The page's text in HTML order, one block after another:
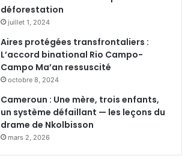
déforestation
juillet 1, 2024
Aires protégées transfrontaliers :
L’accord binational Rio Campo-
Campo Ma’an ressuscité
octobre 8, 2024
Cameroun : Une mère, trois enfants,
un système défaillant — les leçons du
drame de Nkolbisson
mars 2, 2026